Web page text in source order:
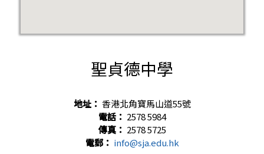
聖貞德中學
地址： 香港北角寶馬山道55號
電話： 2578 5984
傳真： 2578 5725
電郵： info@sja.edu.hk